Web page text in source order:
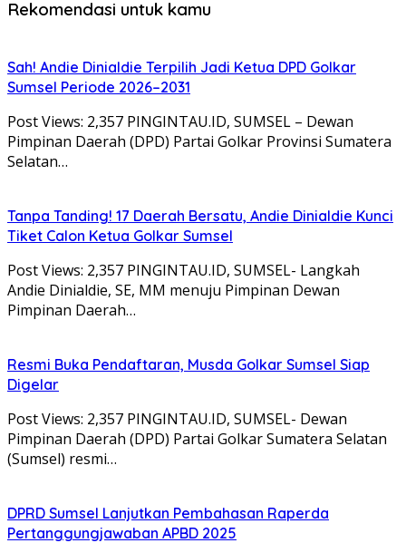
Rekomendasi untuk kamu
Sah! Andie Dinialdie Terpilih Jadi Ketua DPD Golkar
Sumsel Periode 2026–2031
Post Views: 2,357 PINGINTAU.ID, SUMSEL – Dewan
Pimpinan Daerah (DPD) Partai Golkar Provinsi Sumatera
Selatan…
Tanpa Tanding! 17 Daerah Bersatu, Andie Dinialdie Kunci
Tiket Calon Ketua Golkar Sumsel
Post Views: 2,357 PINGINTAU.ID, SUMSEL- Langkah
Andie Dinialdie, SE, MM menuju Pimpinan Dewan
Pimpinan Daerah…
Resmi Buka Pendaftaran, Musda Golkar Sumsel Siap
Digelar
Post Views: 2,357 PINGINTAU.ID, SUMSEL- Dewan
Pimpinan Daerah (DPD) Partai Golkar Sumatera Selatan
(Sumsel) resmi…
DPRD Sumsel Lanjutkan Pembahasan Raperda
Pertanggungjawaban APBD 2025